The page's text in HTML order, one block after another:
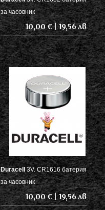
за часовник
10,00 € | 19,56 лв
Duracell 3V. CR1616 батерия
за часовник
10,00 € | 19,56 лв